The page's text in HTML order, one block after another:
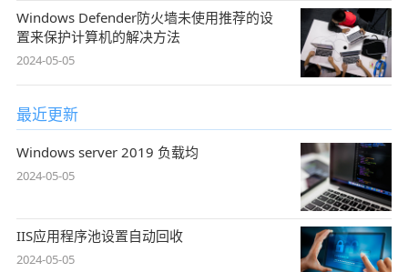
Windows Defender防火墙未使用推荐的设
置来保护计算机的解决方法
2024-05-05
最近更新
Windows server 2019 负载均
2024-05-05
IIS应用程序池设置自动回收
2024-05-05